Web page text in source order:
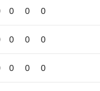
0 0 0
0 0 0
0 0 0